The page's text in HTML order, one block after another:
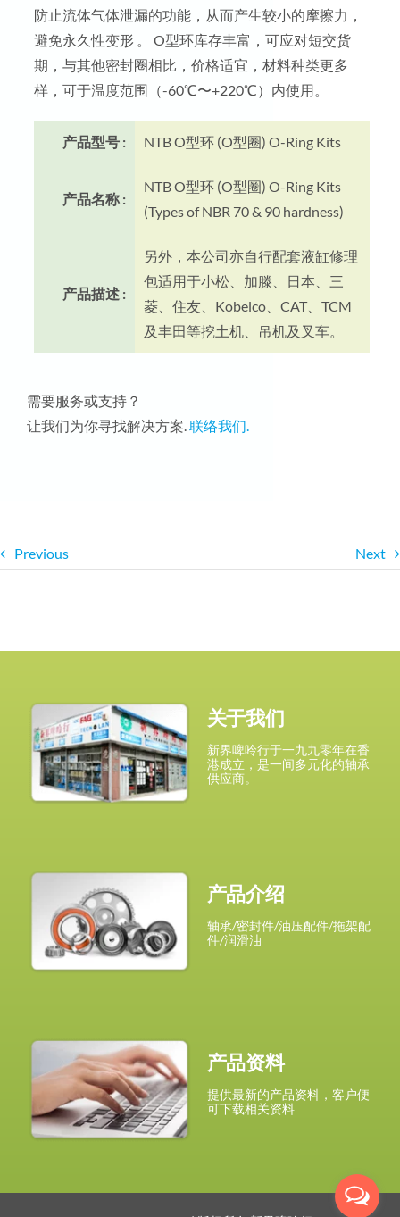
防止流体气体泄漏的功能，从而产生较小的摩擦力，
避免永久性变形 。 O型环库存丰富，可应对短交货
期，与其他密封圈相比，价格适宜，材料种类更多
样，可于温度范围（-60℃〜+220℃）内使用。
产品型号 : NTB O型环 (O型圈) O-Ring Kits
产品名称 :
NTB O型环 (O型圈) O-Ring Kits
(Types of NBR 70 & 90 hardness)
产品描述 :
另外，本公司亦自行配套液缸修理
包适用于小松、加滕、日本、三
菱、住友、Kobelco、CAT、TCM
及丰田等挖土机、吊机及叉车。
需要服务或支持？
让我们为你寻找解决方案.联络我们.
Previous Next
关于我们
新界啤呤行于一九九零年在香
港成立，是一间多元化的轴承
供应商。
产品介绍
轴承/密封件/油压配件/拖架配
件/润滑油
产品资料
提供最新的产品资料，客户便
可下载相关资料